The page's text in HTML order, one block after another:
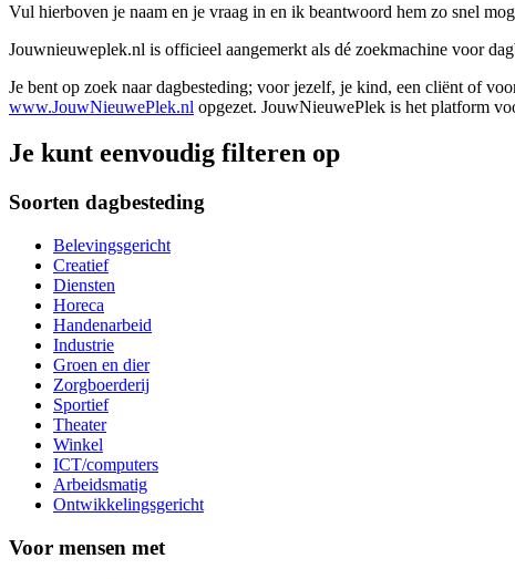
Vul hierboven je naam en je vraag in en ik beantwoord hem zo snel
Jouwnieuweplek.nl is officieel aangemerkt als dé zoekmachine voor
Je bent op zoek naar dagbesteding; voor jezelf, je kind, een cliënt of
www.JouwNieuwePlek.nl opgezet. JouwNieuwePlek is het platform
Je kunt eenvoudig filteren op
Soorten dagbesteding
Belevingsgericht
Creatief
Diensten
Horeca
Handenarbeid
Industrie
Groen en dier
Zorgboerderij
Sportief
Theater
Winkel
ICT/computers
Arbeidsmatig
Ontwikkelingsgericht
Voor mensen met